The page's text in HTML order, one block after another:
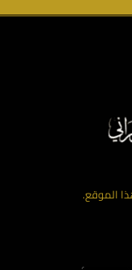
الموقع.